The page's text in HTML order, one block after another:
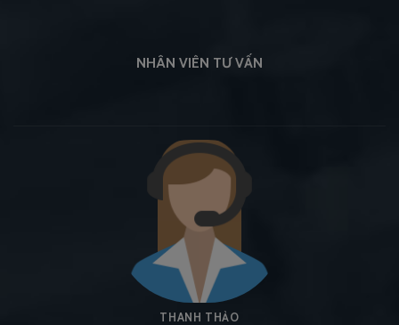
NHÂN VIÊN TƯ VẤN
THANH THẢO